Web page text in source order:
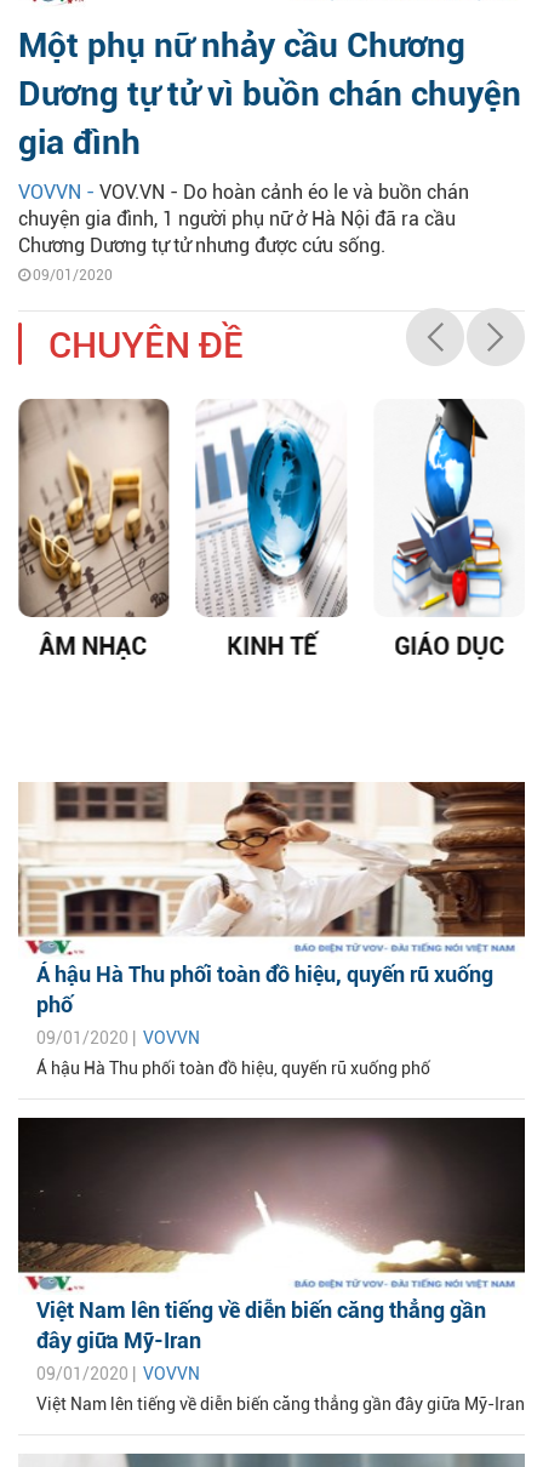
Một phụ nữ nhảy cầu Chương
Dương tự tử vì buồn chán chuyện
gia đình
VOVVN - VOV.VN - Do hoàn cảnh éo le và buồn chán
chuyện gia đình, 1 người phụ nữ ở Hà Nội đã ra cầu
Chương Dương tự tử nhưng được cứu sống.
09/01/2020
CHUYÊN ĐỀ
ÂM NHẠC KINH TẾ GIÁO DỤC
Á hậu Hà Thu phối toàn đồ hiệu, quyến rũ xuống
phố
09/01/2020 | VOVVN
Á hậu Hà Thu phối toàn đồ hiệu, quyến rũ xuống phố
Việt Nam lên tiếng về diễn biến căng thẳng gần
đây giữa Mỹ-Iran
09/01/2020 | VOVVN
Việt Nam lên tiếng về diễn biến căng thẳng gần đây giữa Mỹ-Iran